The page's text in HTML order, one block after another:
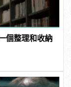
個整理和收納